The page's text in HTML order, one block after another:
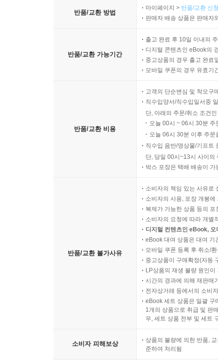
반품/교환 방법
마이페이지 > 반품/교환 신
판매자 배송 상품은 판매자
반품/교환 가능기간
출고 완료 후 10일 이내의
디지털 콘텐츠인 eBook의
중고상품의 경우 출고 완료
모바일 쿠폰의 경우 유효기
반품/교환 비용
고객의 단순변심 및 착오구
직수입양서/직수입일서중
단, 아래의 주문/취소 조건
오늘 00시 ~ 06시 30분
오늘 06시 30분 이후 주
직수입 음반/영상물/기프트
단, 당일 00시~13시 사이의
박스 포장은 택배 배송이
반품/교환 불가사유
소비자의 책임 있는 사유로
소비자의 사용, 포장 개봉
복제가 가능한 상품 등의
소비자의 요청에 따라 개별
디지털 컨텐츠인 eBook,
eBook 대여 상품은 대여 기
모바일 쿠폰 등록 후 취소/
중고상품이 구매확정(자동
LP상품의 재생 불량 원인
시간의 경과에 의해 재판매
전자상거래 등에서의 소비
eBook 세트 상품은 일괄 구
1개의 상품으로 취급 및 판
우, 세트 상품 전부 및 세트
소비자 피해보상
상품의 불량에 의한 반품,
준하여 처리됨